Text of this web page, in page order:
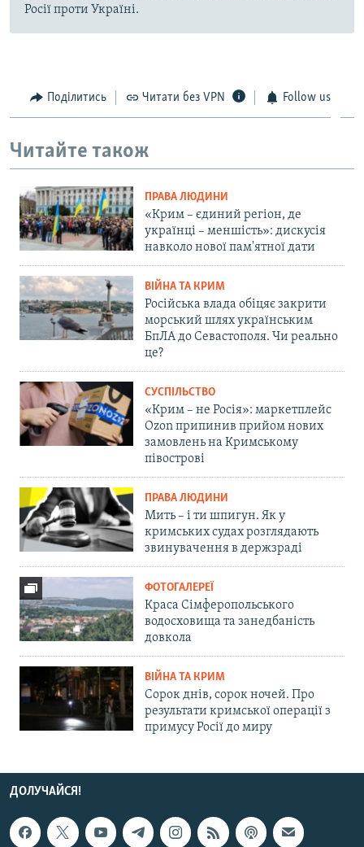
Росії проти Україні.
Поділитись Читати без VPN Follow us
Читайте також
ПРАВА ЛЮДИНИ
«Крим – єдиний регіон, де
українці – меншість»: дискусія
навколо нової пам'ятної дати
ВІЙНА ТА КРИМ
Російська влада обіцяє закрити
морський шлях українським
БпЛА до Севастополя. Чи реально
це?
СУСПІЛЬСТВО
«Крим – не Росія»: маркетплейс
Ozon припинив прийом нових
замовлень на Кримському
півострові
ПРАВА ЛЮДИНИ
Мить – і ти шпигун. Як у
кримських судах розглядають
звинувачення в держзраді
ФОТОГАЛЕРЕЇ
Краса Сімферопольського
водосховища та занедбаність
довкола
ВІЙНА ТА КРИМ
Сорок днів, сорок ночей. Про
результати кримської операції з
примусу Росії до миру
ДОЛУЧАЙСЯ!